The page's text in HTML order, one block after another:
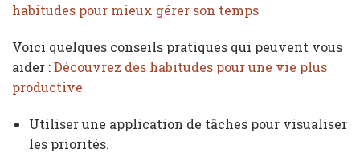
habitudes pour mieux gérer son temps
Voici quelques conseils pratiques qui peuvent vous
aider :Découvrez des habitudes pour une vie plus
productive
Utiliser une application de tâches pour visualiser
les priorités.